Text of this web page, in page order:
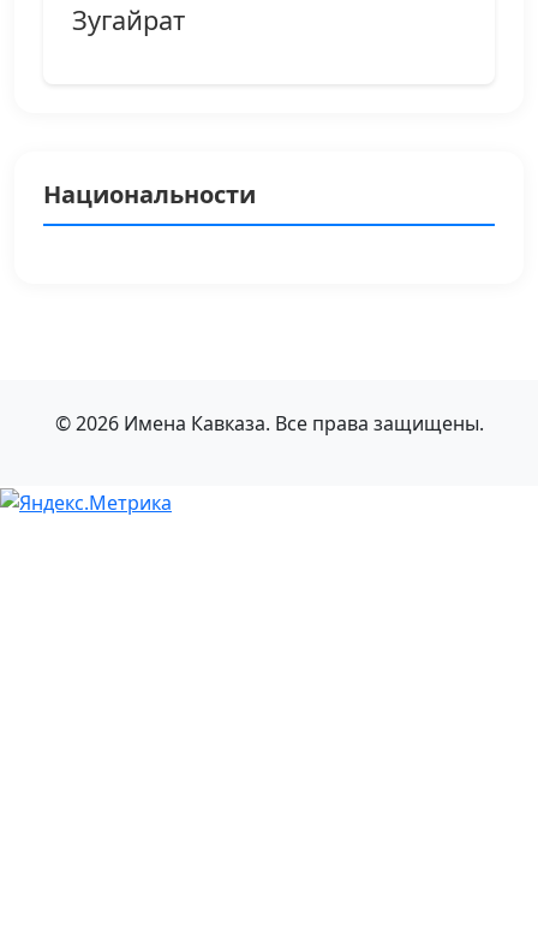
Зугайрат
Национальности
© 2026 Имена Кавказа. Все права защищены.